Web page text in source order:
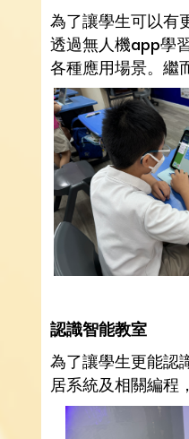
為了讓學生可以有
透過無人機app學
各種應用場景。繼
認識智能教室
為了讓學生更能認
居系統及相關編程